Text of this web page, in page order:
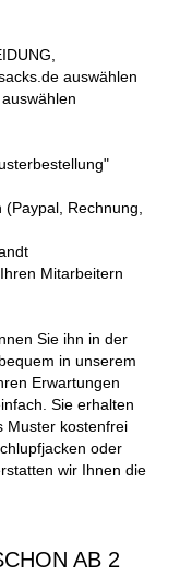
auswählen
Rechnung,
Mitarbeitern
Sie ihn in der
in unserem
Erwartungen
Sie erhalten
Muster kostenfrei
oder
wir Ihnen die
AB 2